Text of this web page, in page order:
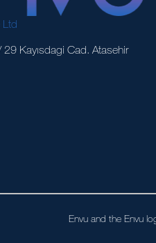
Ltd
29 Kayısdagi Cad. Atasehir
Envu and the Envu